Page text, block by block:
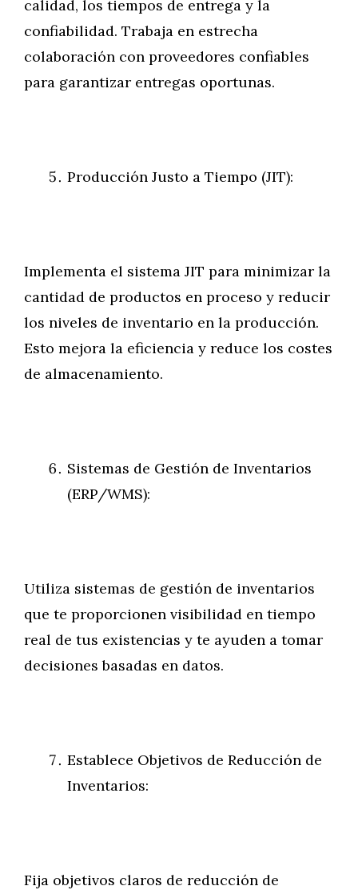
calidad, los tiempos de entrega y la
confiabilidad. Trabaja en estrecha
colaboración con proveedores confiables
para garantizar entregas oportunas.
Producción Justo a Tiempo (JIT):
Implementa el sistema JIT para minimizar la
cantidad de productos en proceso y reducir
los niveles de inventario en la producción.
Esto mejora la eficiencia y reduce los costes
de almacenamiento.
Sistemas de Gestión de Inventarios
(ERP/WMS):
Utiliza sistemas de gestión de inventarios
que te proporcionen visibilidad en tiempo
real de tus existencias y te ayuden a tomar
decisiones basadas en datos.
Establece Objetivos de Reducción de
Inventarios:
Fija objetivos claros de reducción de